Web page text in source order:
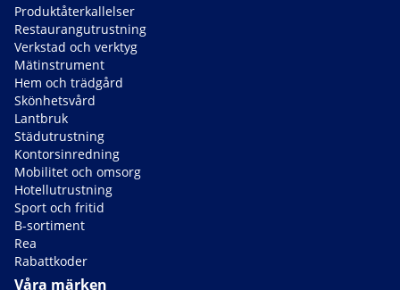
Produktåterkallelser
Restaurangutrustning
Verkstad och verktyg
Mätinstrument
Hem och trädgård
Skönhetsvård
Lantbruk
Städutrustning
Kontorsinredning
Mobilitet och omsorg
Hotellutrustning
Sport och fritid
B-sortiment
Rea
Rabattkoder
Våra märken